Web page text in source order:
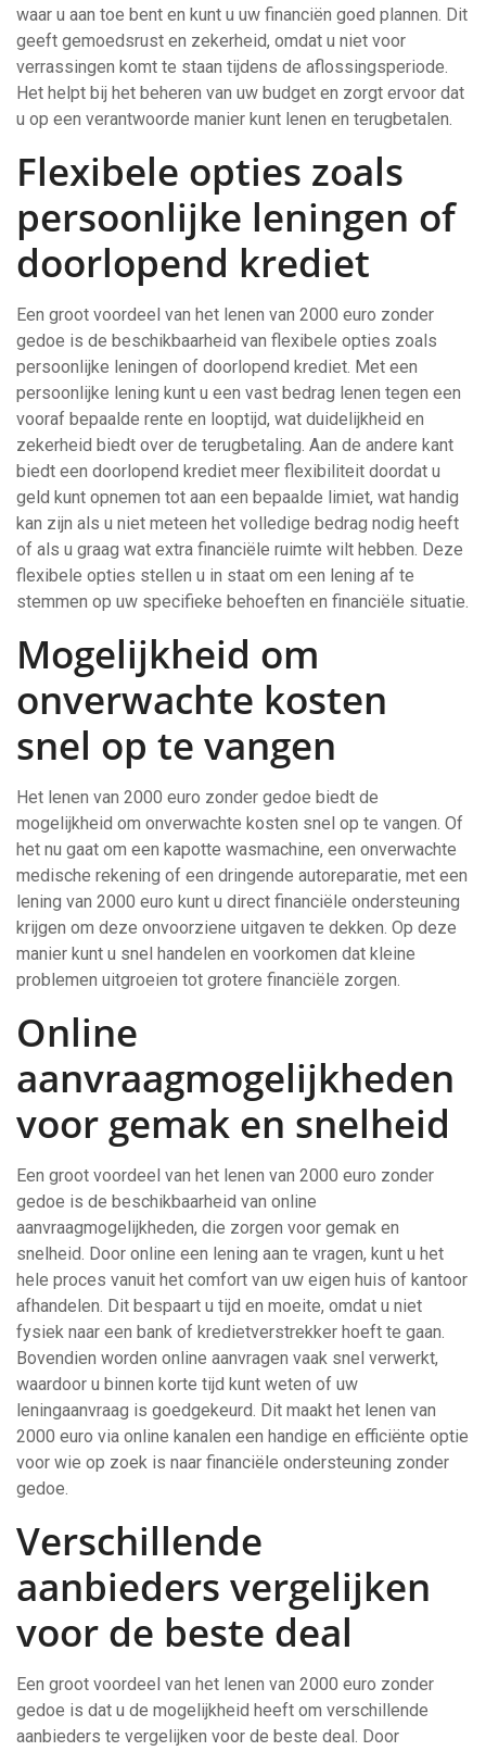
waar u aan toe bent en kunt u uw financiën goed plannen. Dit
geeft gemoedsrust en zekerheid, omdat u niet voor
verrassingen komt te staan tijdens de aflossingsperiode.
Het helpt bij het beheren van uw budget en zorgt ervoor dat
u op een verantwoorde manier kunt lenen en terugbetalen.
Flexibele opties zoals
persoonlijke leningen of
doorlopend krediet
Een groot voordeel van het lenen van 2000 euro zonder
gedoe is de beschikbaarheid van flexibele opties zoals
persoonlijke leningen of doorlopend krediet. Met een
persoonlijke lening kunt u een vast bedrag lenen tegen een
vooraf bepaalde rente en looptijd, wat duidelijkheid en
zekerheid biedt over de terugbetaling. Aan de andere kant
biedt een doorlopend krediet meer flexibiliteit doordat u
geld kunt opnemen tot aan een bepaalde limiet, wat handig
kan zijn als u niet meteen het volledige bedrag nodig heeft
of als u graag wat extra financiële ruimte wilt hebben. Deze
flexibele opties stellen u in staat om een lening af te
stemmen op uw specifieke behoeften en financiële situatie.
Mogelijkheid om
onverwachte kosten
snel op te vangen
Het lenen van 2000 euro zonder gedoe biedt de
mogelijkheid om onverwachte kosten snel op te vangen. Of
het nu gaat om een kapotte wasmachine, een onverwachte
medische rekening of een dringende autoreparatie, met een
lening van 2000 euro kunt u direct financiële ondersteuning
krijgen om deze onvoorziene uitgaven te dekken. Op deze
manier kunt u snel handelen en voorkomen dat kleine
problemen uitgroeien tot grotere financiële zorgen.
Online
aanvraagmogelijkheden
voor gemak en snelheid
Een groot voordeel van het lenen van 2000 euro zonder
gedoe is de beschikbaarheid van online
aanvraagmogelijkheden, die zorgen voor gemak en
snelheid. Door online een lening aan te vragen, kunt u het
hele proces vanuit het comfort van uw eigen huis of kantoor
afhandelen. Dit bespaart u tijd en moeite, omdat u niet
fysiek naar een bank of kredietverstrekker hoeft te gaan.
Bovendien worden online aanvragen vaak snel verwerkt,
waardoor u binnen korte tijd kunt weten of uw
leningaanvraag is goedgekeurd. Dit maakt het lenen van
2000 euro via online kanalen een handige en efficiënte optie
voor wie op zoek is naar financiële ondersteuning zonder
gedoe.
Verschillende
aanbieders vergelijken
voor de beste deal
Een groot voordeel van het lenen van 2000 euro zonder
gedoe is dat u de mogelijkheid heeft om verschillende
aanbieders te vergelijken voor de beste deal. Door